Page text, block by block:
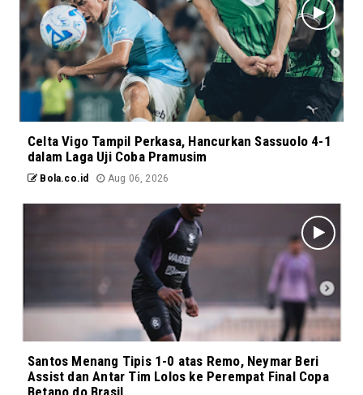
Celta Vigo Tampil Perkasa, Hancurkan Sassuolo 4-1
dalam Laga Uji Coba Pramusim
Bola.co.id Aug 06, 2026
Santos Menang Tipis 1-0 atas Remo, Neymar Beri
Assist dan Antar Tim Lolos ke Perempat Final Copa
Betano do Brasil